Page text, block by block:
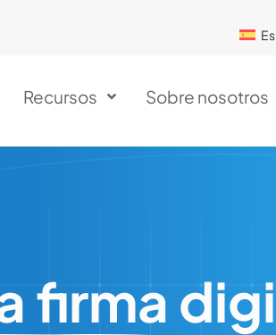
Recursos Sobre nosotros
firma